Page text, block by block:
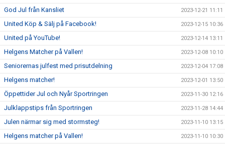
God Jul från Kansliet 2023-12-21 11:11
United Köp & Sälj på Facebook! 2023-12-15 10:36
United på YouTube! 2023-12-14 13:11
Helgens Matcher på Vallen! 2023-12-08 10:10
Seniorernas julfest med prisutdelning 2023-12-04 17:08
Helgens matcher! 2023-12-01 13:50
Öppettider Jul och Nyår Sportringen 2023-11-30 12:16
Julklappstips från Sportringen 2023-11-28 14:44
Julen närmar sig med stormsteg! 2023-11-10 13:15
Helgens matcher på Vallen! 2023-11-10 10:30